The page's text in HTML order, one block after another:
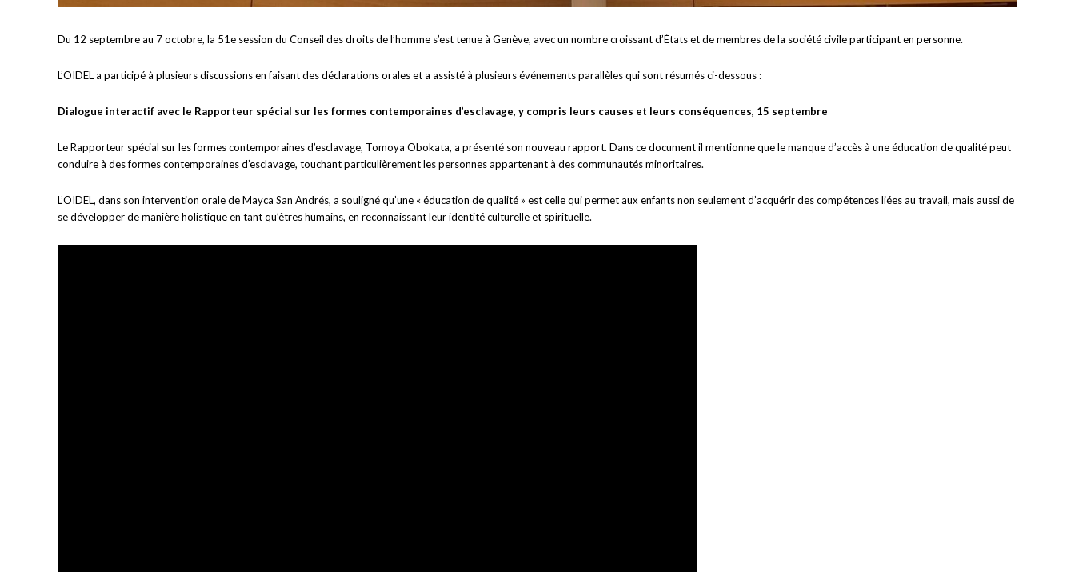
Du 12 septembre au 7 octobre, la 51e session du Conseil des droits de l’homme s’est tenue à Genève, avec un nombre croissant d’États et de membres de la société civile participant en personne.
L’OIDEL a participé à plusieurs discussions en faisant des déclarations orales et a assisté à plusieurs événements parallèles qui sont résumés ci-dessous :
Dialogue interactif avec le Rapporteur spécial sur les formes contemporaines d’esclavage, y compris leurs causes et leurs conséquences, 15 septembre
Le Rapporteur spécial sur les formes contemporaines d’esclavage, Tomoya Obokata, a présenté son nouveau rapport. Dans ce document il mentionne que le manque d’accès à une éducation de qualité peut
conduire à des formes contemporaines d’esclavage, touchant particulièrement les personnes appartenant à des communautés minoritaires.
L’OIDEL, dans son intervention orale de Mayca San Andrés, a souligné qu’une « éducation de qualité » est celle qui permet aux enfants non seulement d’acquérir des compétences liées au travail, mais aussi de
se développer de manière holistique en tant qu’êtres humains, en reconnaissant leur identité culturelle et spirituelle.